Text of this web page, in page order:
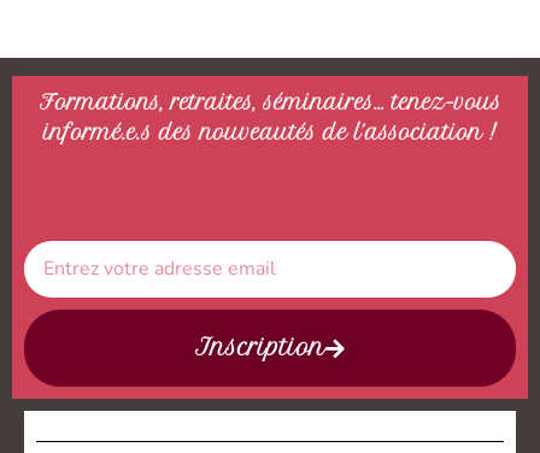
Formations, retraites, séminaires… tenez-vous
informé.e.s des nouveautés de l’association !
Inscription